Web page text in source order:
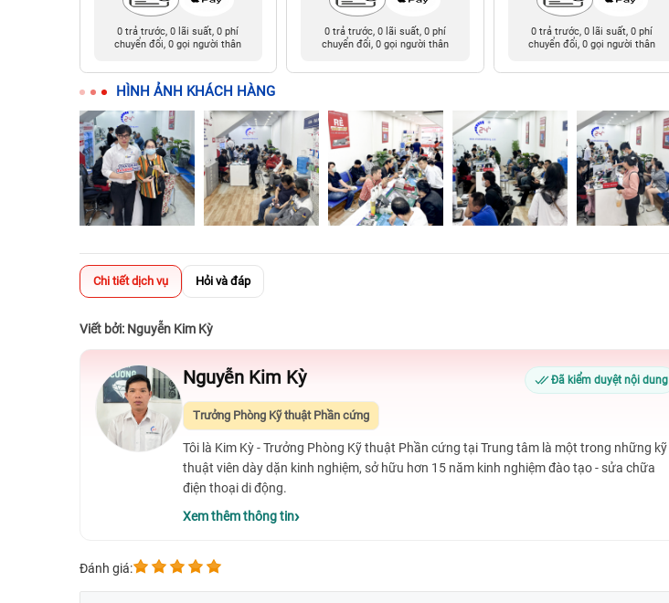
0 trả trước, 0 lãi suất, 0 phí
chuyển đổi, 0 gọi người thân
0 trả trước, 0 lãi suất, 0 phí
chuyển đổi, 0 gọi người thân
0 trả trước, 0 lãi suất, 0 phí
chuyển đổi, 0 gọi người thân
HÌNH ẢNH KHÁCH HÀNG
Chi tiết dịch vụ Hỏi và đáp
Viết bởi: Nguyễn Kim Kỳ
Nguyễn Kim Kỳ Đã kiểm duyệt nội dung
Trưởng Phòng Kỹ thuật Phần cứng
Tôi là Kim Kỳ - Trưởng Phòng Kỹ thuật Phần cứng tại Trung tâm là một trong những kỹ
thuật viên dày dặn kinh nghiệm, sở hữu hơn 15 năm kinh nghiệm đào tạo - sửa chữa
điện thoại di động.
Xem thêm thông tin
Đánh giá: